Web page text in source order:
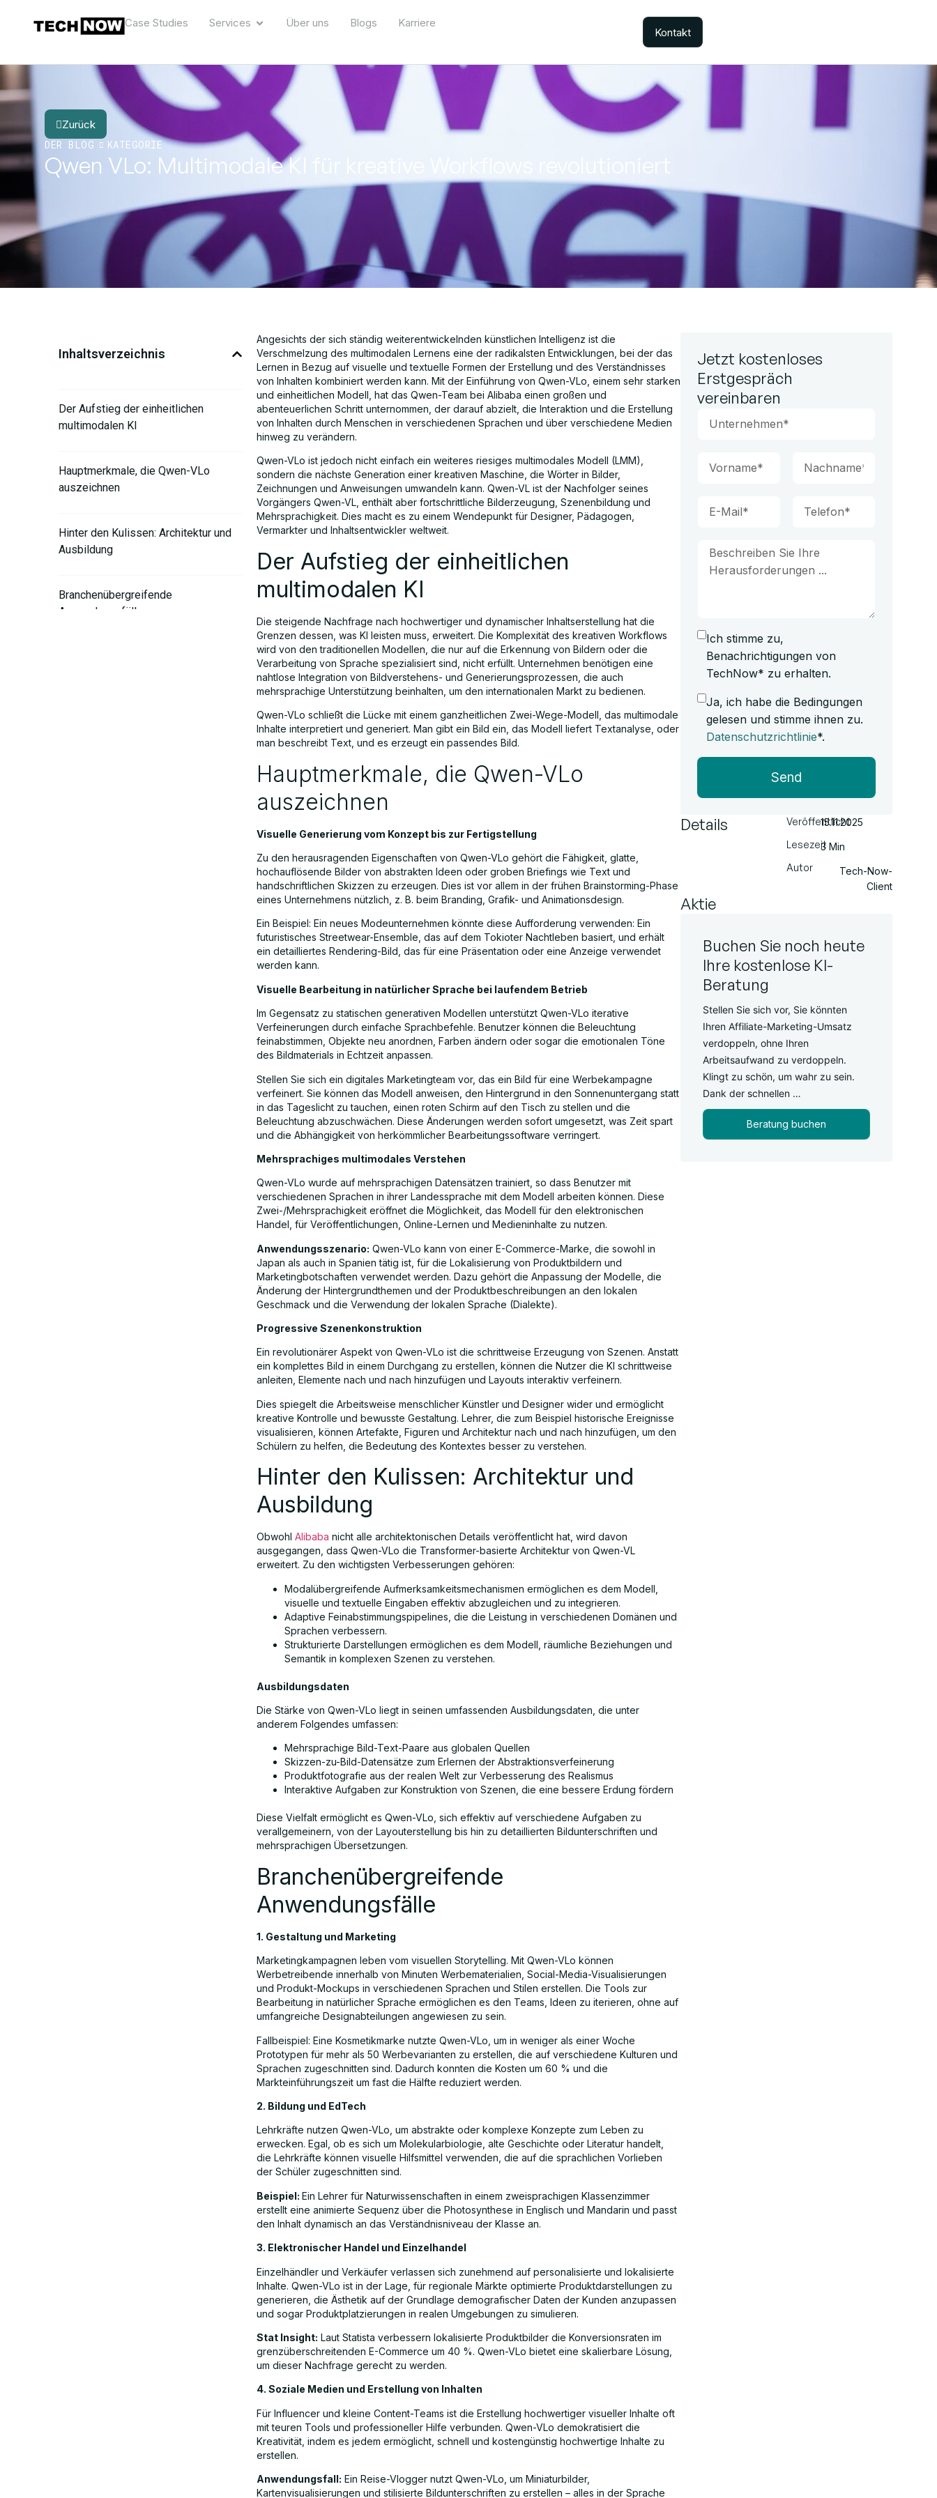
Case Studies Services Über uns Blogs Karriere
Kontakt
Zurück
DER BLOG
KATEGORIE
Qwen VLo: Multimodale KI für kreative Workflows revolutioniert
Inhaltsverzeichnis
Der Aufstieg der einheitlichen
multimodalen KI
Hauptmerkmale, die Qwen-VLo
auszeichnen
Hinter den Kulissen: Architektur und
Ausbildung
Branchenübergreifende
Anwendungsfälle
Angesichts der sich ständig weiterentwickelnden künstlichen Intelligenz ist die
Verschmelzung des multimodalen Lernens eine der radikalsten Entwicklungen, bei der das
Lernen in Bezug auf visuelle und textuelle Formen der Erstellung und des Verständnisses
von Inhalten kombiniert werden kann. Mit der Einführung von Qwen-VLo, einem sehr starken
und einheitlichen Modell, hat das Qwen-Team bei Alibaba einen großen und
abenteuerlichen Schritt unternommen, der darauf abzielt, die Interaktion und die Erstellung
von Inhalten durch Menschen in verschiedenen Sprachen und über verschiedene Medien
hinweg zu verändern.
Qwen-VLo ist jedoch nicht einfach ein weiteres riesiges multimodales Modell (LMM),
sondern die nächste Generation einer kreativen Maschine, die Wörter in Bilder,
Zeichnungen und Anweisungen umwandeln kann. Qwen-VL ist der Nachfolger seines
Vorgängers Qwen-VL, enthält aber fortschrittliche Bilderzeugung, Szenenbildung und
Mehrsprachigkeit. Dies macht es zu einem Wendepunkt für Designer, Pädagogen,
Vermarkter und Inhaltsentwickler weltweit.
Der Aufstieg der einheitlichen
multimodalen KI
Die steigende Nachfrage nach hochwertiger und dynamischer Inhaltserstellung hat die
Grenzen dessen, was KI leisten muss, erweitert. Die Komplexität des kreativen Workflows
wird von den traditionellen Modellen, die nur auf die Erkennung von Bildern oder die
Verarbeitung von Sprache spezialisiert sind, nicht erfüllt. Unternehmen benötigen eine
nahtlose Integration von Bildverstehens- und Generierungsprozessen, die auch
mehrsprachige Unterstützung beinhalten, um den internationalen Markt zu bedienen.
Qwen-VLo schließt die Lücke mit einem ganzheitlichen Zwei-Wege-Modell, das multimodale
Inhalte interpretiert und generiert. Man gibt ein Bild ein, das Modell liefert Textanalyse, oder
man beschreibt Text, und es erzeugt ein passendes Bild.
Hauptmerkmale, die Qwen-VLo
auszeichnen
Visuelle Generierung vom Konzept bis zur Fertigstellung
Zu den herausragenden Eigenschaften von Qwen-VLo gehört die Fähigkeit, glatte,
hochauflösende Bilder von abstrakten Ideen oder groben Briefings wie Text und
handschriftlichen Skizzen zu erzeugen. Dies ist vor allem in der frühen Brainstorming-Phase
eines Unternehmens nützlich, z. B. beim Branding, Grafik- und Animationsdesign.
Ein Beispiel: Ein neues Modeunternehmen könnte diese Aufforderung verwenden: Ein
futuristisches Streetwear-Ensemble, das auf dem Tokioter Nachtleben basiert, und erhält
ein detailliertes Rendering-Bild, das für eine Präsentation oder eine Anzeige verwendet
werden kann.
Visuelle Bearbeitung in natürlicher Sprache bei laufendem Betrieb
Im Gegensatz zu statischen generativen Modellen unterstützt Qwen-VLo iterative
Verfeinerungen durch einfache Sprachbefehle. Benutzer können die Beleuchtung
feinabstimmen, Objekte neu anordnen, Farben ändern oder sogar die emotionalen Töne
des Bildmaterials in Echtzeit anpassen.
Stellen Sie sich ein digitales Marketingteam vor, das ein Bild für eine Werbekampagne
verfeinert. Sie können das Modell anweisen, den Hintergrund in den Sonnenuntergang statt
in das Tageslicht zu tauchen, einen roten Schirm auf den Tisch zu stellen und die
Beleuchtung abzuschwächen. Diese Änderungen werden sofort umgesetzt, was Zeit spart
und die Abhängigkeit von herkömmlicher Bearbeitungssoftware verringert.
Mehrsprachiges multimodales Verstehen
Qwen-VLo wurde auf mehrsprachigen Datensätzen trainiert, so dass Benutzer mit
verschiedenen Sprachen in ihrer Landessprache mit dem Modell arbeiten können. Diese
Zwei-/Mehrsprachigkeit eröffnet die Möglichkeit, das Modell für den elektronischen
Handel, für Veröffentlichungen, Online-Lernen und Medieninhalte zu nutzen.
Anwendungsszenario: Qwen-VLo kann von einer E-Commerce-Marke, die sowohl in
Japan als auch in Spanien tätig ist, für die Lokalisierung von Produktbildern und
Marketingbotschaften verwendet werden. Dazu gehört die Anpassung der Modelle, die
Änderung der Hintergrundthemen und der Produktbeschreibungen an den lokalen
Geschmack und die Verwendung der lokalen Sprache (Dialekte).
Progressive Szenenkonstruktion
Ein revolutionärer Aspekt von Qwen-VLo ist die schrittweise Erzeugung von Szenen. Anstatt
ein komplettes Bild in einem Durchgang zu erstellen, können die Nutzer die KI schrittweise
anleiten, Elemente nach und nach hinzufügen und Layouts interaktiv verfeinern.
Dies spiegelt die Arbeitsweise menschlicher Künstler und Designer wider und ermöglicht
kreative Kontrolle und bewusste Gestaltung. Lehrer, die zum Beispiel historische Ereignisse
visualisieren, können Artefakte, Figuren und Architektur nach und nach hinzufügen, um den
Schülern zu helfen, die Bedeutung des Kontextes besser zu verstehen.
Hinter den Kulissen: Architektur und
Ausbildung
Obwohl Alibaba nicht alle architektonischen Details veröffentlicht hat, wird davon
ausgegangen, dass Qwen-VLo die Transformer-basierte Architektur von Qwen-VL
erweitert. Zu den wichtigsten Verbesserungen gehören:
Modalübergreifende Aufmerksamkeitsmechanismen ermöglichen es dem Modell,
visuelle und textuelle Eingaben effektiv abzugleichen und zu integrieren.
Adaptive Feinabstimmungspipelines, die die Leistung in verschiedenen Domänen und
Sprachen verbessern.
Strukturierte Darstellungen ermöglichen es dem Modell, räumliche Beziehungen und
Semantik in komplexen Szenen zu verstehen.
Ausbildungsdaten
Die Stärke von Qwen-VLo liegt in seinen umfassenden Ausbildungsdaten, die unter
anderem Folgendes umfassen:
Mehrsprachige Bild-Text-Paare aus globalen Quellen
Skizzen-zu-Bild-Datensätze zum Erlernen der Abstraktionsverfeinerung
Produktfotografie aus der realen Welt zur Verbesserung des Realismus
Interaktive Aufgaben zur Konstruktion von Szenen, die eine bessere Erdung fördern
Diese Vielfalt ermöglicht es Qwen-VLo, sich effektiv auf verschiedene Aufgaben zu
verallgemeinern, von der Layouterstellung bis hin zu detaillierten Bildunterschriften und
mehrsprachigen Übersetzungen.
Branchenübergreifende
Anwendungsfälle
1. Gestaltung und Marketing
Marketingkampagnen leben vom visuellen Storytelling. Mit Qwen-VLo können
Werbetreibende innerhalb von Minuten Werbematerialien, Social-Media-Visualisierungen
und Produkt-Mockups in verschiedenen Sprachen und Stilen erstellen. Die Tools zur
Bearbeitung in natürlicher Sprache ermöglichen es den Teams, Ideen zu iterieren, ohne auf
umfangreiche Designabteilungen angewiesen zu sein.
Fallbeispiel: Eine Kosmetikmarke nutzte Qwen-VLo, um in weniger als einer Woche
Prototypen für mehr als 50 Werbevarianten zu erstellen, die auf verschiedene Kulturen und
Sprachen zugeschnitten sind. Dadurch konnten die Kosten um 60 % und die
Markteinführungszeit um fast die Hälfte reduziert werden.
2. Bildung und EdTech
Lehrkräfte nutzen Qwen-VLo, um abstrakte oder komplexe Konzepte zum Leben zu
erwecken. Egal, ob es sich um Molekularbiologie, alte Geschichte oder Literatur handelt,
die Lehrkräfte können visuelle Hilfsmittel verwenden, die auf die sprachlichen Vorlieben
der Schüler zugeschnitten sind.
Beispiel: Ein Lehrer für Naturwissenschaften in einem zweisprachigen Klassenzimmer
erstellt eine animierte Sequenz über die Photosynthese in Englisch und Mandarin und passt
den Inhalt dynamisch an das Verständnisniveau der Klasse an.
3. Elektronischer Handel und Einzelhandel
Einzelhändler und Verkäufer verlassen sich zunehmend auf personalisierte und lokalisierte
Inhalte. Qwen-VLo ist in der Lage, für regionale Märkte optimierte Produktdarstellungen zu
generieren, die Ästhetik auf der Grundlage demografischer Daten der Kunden anzupassen
und sogar Produktplatzierungen in realen Umgebungen zu simulieren.
Stat Insight: Laut Statista verbessern lokalisierte Produktbilder die Konversionsraten im
grenzüberschreitenden E-Commerce um 40 %. Qwen-VLo bietet eine skalierbare Lösung,
um dieser Nachfrage gerecht zu werden.
4. Soziale Medien und Erstellung von Inhalten
Für Influencer und kleine Content-Teams ist die Erstellung hochwertiger visueller Inhalte oft
mit teuren Tools und professioneller Hilfe verbunden. Qwen-VLo demokratisiert die
Kreativität, indem es jedem ermöglicht, schnell und kostengünstig hochwertige Inhalte zu
erstellen.
Anwendungsfall: Ein Reise-Vlogger nutzt Qwen-VLo, um Miniaturbilder,
Kartenvisualisierungen und stilisierte Bildunterschriften zu erstellen – alles in der Sprache
Jetzt kostenloses
Erstgespräch
vereinbaren
Ich stimme zu,
Benachrichtigungen von
TechNow* zu erhalten.
Ja, ich habe die Bedingungen
gelesen und stimme ihnen zu.
Datenschutzrichtlinie*.
Send
Details
Veröffentlicht
Lesezeit
Autor
15.11.2025
3 Min
Tech-Now-
Client
Aktie
Buchen Sie noch heute
Ihre kostenlose KI-
Beratung
Stellen Sie sich vor, Sie könnten
Ihren Affiliate-Marketing-Umsatz
verdoppeln, ohne Ihren
Arbeitsaufwand zu verdoppeln.
Klingt zu schön, um wahr zu sein.
Dank der schnellen …
Beratung buchen